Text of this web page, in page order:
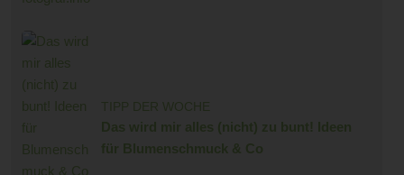
TIPP DER WOCHE
Das wird mir alles (nicht) zu bunt! Ideen
für Blumenschmuck & Co